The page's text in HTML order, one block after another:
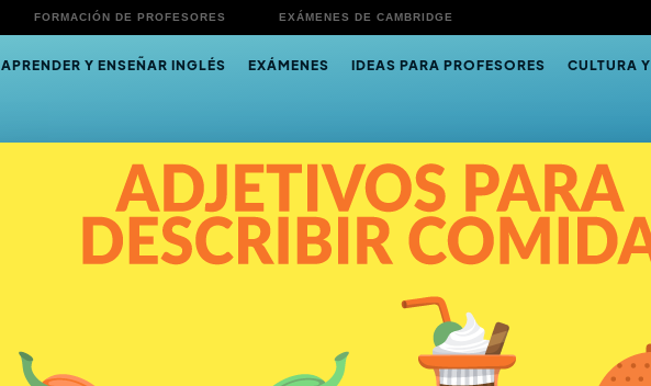
FORMACIÓN DE PROFESORES EXÁMENES DE CAMBRIDGE
APRENDER Y ENSEÑAR INGLÉS EXÁMENES IDEAS PARA PROFESORES CULTURA